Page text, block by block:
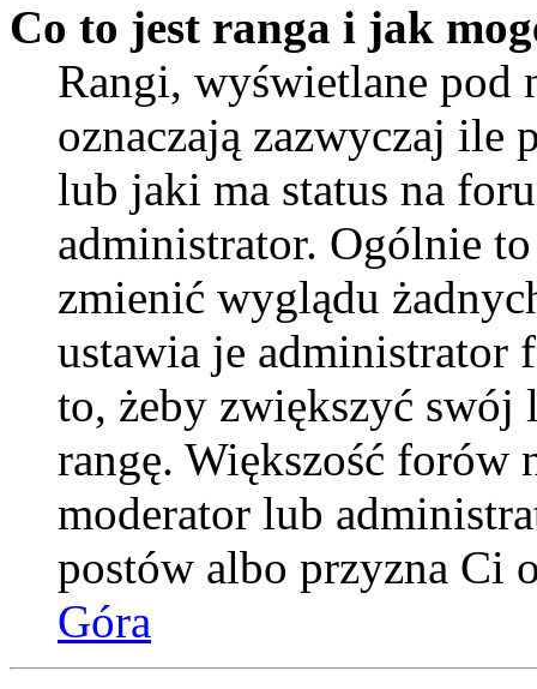
Co to jest ranga i jak
Rangi, wyświetlane
oznaczają zazwyczaj ile
lub jaki ma status na
administrator. Ogólnie
zmienić wyglądu
ustawia je administrator
to, żeby zwiększyć
rangę. Większość forów
moderator lub
postów albo przyzna Ci
Góra